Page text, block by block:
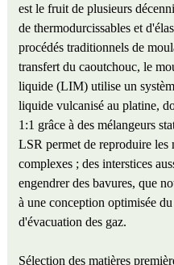
est le fruit de plusieurs
de thermodurcissables et
procédés traditionnels de
transfert du caoutchouc, le
liquide (LIM) utilise un
liquide vulcanisé au platine,
1:1 grâce à des mélangeurs
LSR permet de reproduire les
complexes ; des interstices
engendrer des bavures, que
à une conception optimisée
d'évacuation des gaz.
Sélection des matières